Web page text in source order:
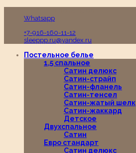
Whatsapp
+7-916-160-11-12
sleeppp.ru@yandex.ru
Постельное белье
1,5 спальное
Сатин делюкс
Сатин-страйп
Сатин-фланель
Сатин-тенсел
Сатин-жатый шелк
Сатин-жаккард
Детское
Двухспальное
Сатин
Евро стандарт
Сатин делюкс